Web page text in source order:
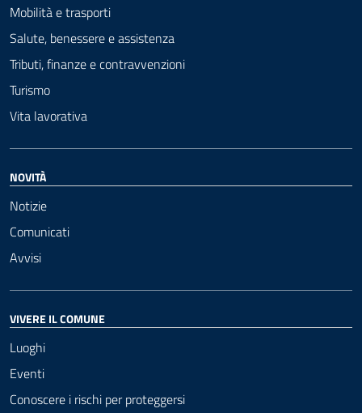
Mobilità e trasporti
Salute, benessere e assistenza
Tributi, finanze e contravvenzioni
Turismo
Vita lavorativa
NOVITÀ
Notizie
Comunicati
Avvisi
VIVERE IL COMUNE
Luoghi
Eventi
Conoscere i rischi per proteggersi